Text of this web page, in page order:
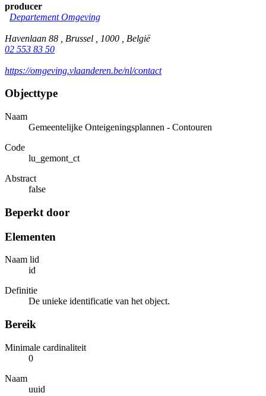
producer
Departement Omgeving
Havenlaan 88 , Brussel , 1000 , België
02 553 83 50
https://omgeving.vlaanderen.be/nl/contact
Objecttype
Naam
Gemeentelijke Onteigeningsplannen - Contouren
Code
lu_gemont_ct
Abstract
false
Beperkt door
Elementen
Naam lid
id
Definitie
De unieke identificatie van het object.
Bereik
Minimale cardinaliteit
0
Naam
uuid